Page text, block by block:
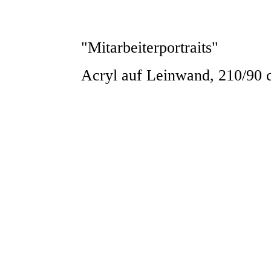
"Mitarbeiterportraits"
Acryl auf Leinwand, 210/90